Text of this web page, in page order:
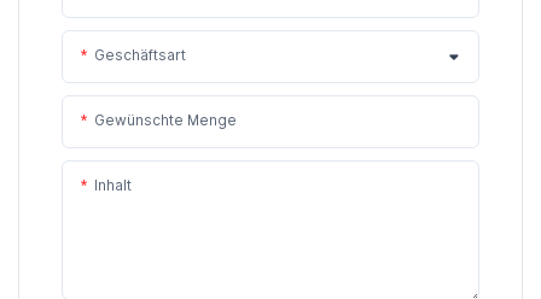
Geschäftsart
Gewünschte Menge
Inhalt